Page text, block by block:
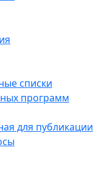
списки
программ
для публикации